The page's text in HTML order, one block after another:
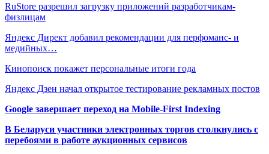
RuStore разрешил загрузку приложений разработчикам-
физлицам
Яндекс Директ добавил рекомендации для перфоманс- и
медийных…
Кинопоиск покажет персональные итоги года
Яндекс Дзен начал открытое тестирование рекламных постов
Google завершает переход на Mobile-First Indexing
В Беларуси участники электронных торгов столкнулись с
перебоями в работе аукционных сервисов